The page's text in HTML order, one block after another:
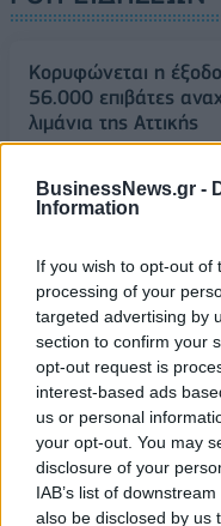
BusinessNews.gr -
Information
If you wish to opt-out of
processing of your
targeted advertising by
section to confirm your
opt-out request is
interest-based ads
us or personal
your opt-out. You may
disclosure of your
IAB’s list of
also be disclosed by us
Κορυφώνεται η
56.000 επιβάτες
λιμάνια της Αττικής
Δυτική Αττική: Η
08/08/2026 - 14:08
Ειδικό Χωροταξικό
κανόνες για
πίεση
08/08/2026 - 13:21
Υπουργείο
από τον e-ΕΦΚΑ και
08/08/2026 - 12:58